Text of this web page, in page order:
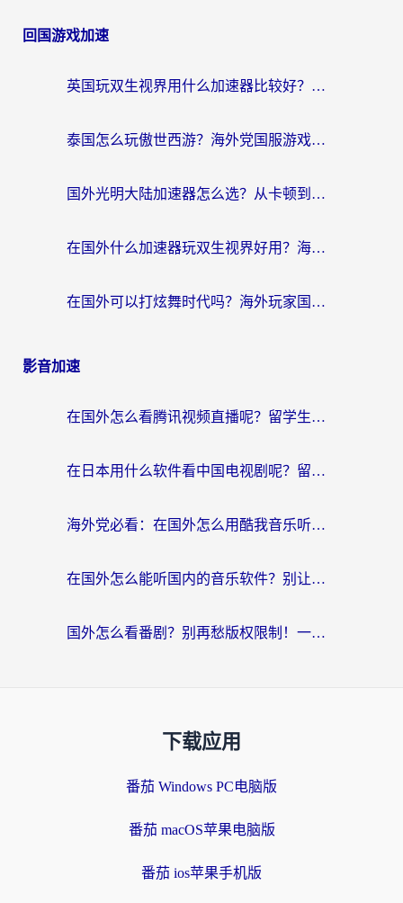
回国游戏加速
英国玩双生视界用什么加速器比较好？海外党亲测有效的国服游戏加速方案
泰国怎么玩傲世西游？海外党国服游戏加速终极攻略（附光明大陆量子特攻实测）
国外光明大陆加速器怎么选？从卡顿到丝滑的终极指南（含德国玩走开外星人墨西哥玩俄罗斯方块技巧）
在国外什么加速器玩双生视界好用？海外党亲测不踩坑的终极指南
在国外可以打炫舞时代吗？海外玩家国服游戏加速全攻略（附实测推荐）
影音加速
在国外怎么看腾讯视频直播呢？留学生亲测有效的回国加速指南
在日本用什么软件看中国电视剧呢？留学生亲测有效的回国加速方案
海外党必看：在国外怎么用酷我音乐听音乐？告别“地区不支持”的实用指南
在国外怎么能听国内的音乐软件？别让版权限制断了你的“中文歌单”
国外怎么看番剧？别再愁版权限制！一个工具解决所有回国追剧难题
下载应用
番茄 Windows PC电脑版
番茄 macOS苹果电脑版
番茄 ios苹果手机版